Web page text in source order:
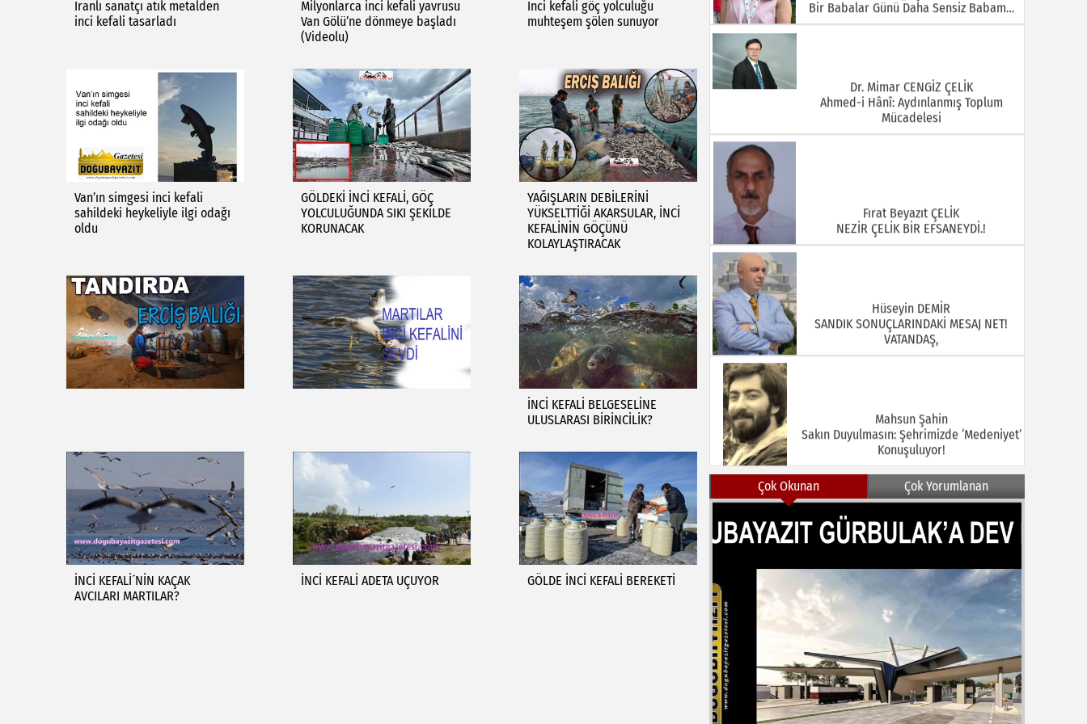
İranlı sanatçı atık metalden
inci kefali tasarladı
Milyonlarca inci kefali yavrusu
Van Gölü’ne dönmeye başladı
(Videolu)
İnci kefali göç yolculuğu
muhteşem şölen sunuyor
Van’ın simgesi inci kefali
sahildeki heykeliyle ilgi odağı
oldu
GÖLDEKİ İNCİ KEFALİ, GÖÇ
YOLCULUĞUNDA SIKI ŞEKİLDE
KORUNACAK
YAĞIŞLARIN DEBİLERİNİ
YÜKSELTTİĞİ AKARSULAR, İNCİ
KEFALİNİN GÖÇÜNÜ
KOLAYLAŞTIRACAK
İNCİ KEFALİ BELGESELİNE
ULUSLARASI BİRİNCİLİK?
İNCİ KEFALİ´NİN KAÇAK
AVCILARI MARTILAR?
İNCİ KEFALİ ADETA UÇUYOR GÖLDE İNCİ KEFALİ BEREKETİ
Bir Babalar Günü Daha Sensiz Babam…
Dr. Mimar CENGİZ ÇELİK
Ahmed-i Hânî: Aydınlanmış Toplum
Mücadelesi
Fırat Beyazıt ÇELİK
NEZİR ÇELİK BİR EFSANEYDİ.!
Hüseyin DEMİR
SANDIK SONUÇLARINDAKİ MESAJ NET!
VATANDAŞ,
Mahsun Şahin
Sakın Duyulmasın: Şehrimizde ‘Medeniyet’
Konuşuluyor!
MEHMET KOÇ
DOĞUBAYAZIT ASLINDA BİR İNANÇ
NEZİR ÇELİK
DOĞUBAYAZIT’TA KUŞLAR VE İNSANLAR
Çok Okunan Çok Yorumlanan